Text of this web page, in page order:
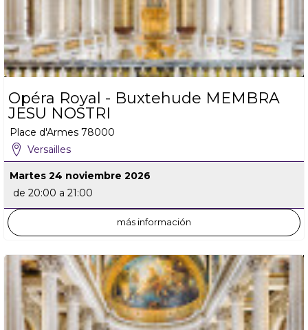
Opéra Royal - Buxtehude MEMBRA
JESU NOSTRI
Place d'Armes 78000
Versailles
Martes 24 noviembre 2026
de 20:00 a 21:00
más información